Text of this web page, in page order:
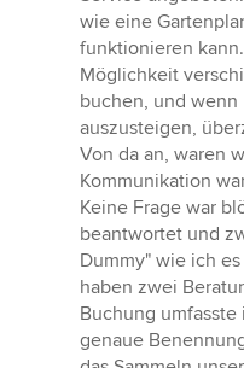
5
Sternen
wie eine
funktionieren
Möglichkeit
buchen, und
auszusteigen,
Von da an, waren
Kommunikation
Keine Frage war
beantwortet und
Dummy" wie ich
haben zwei
Buchung
genaue